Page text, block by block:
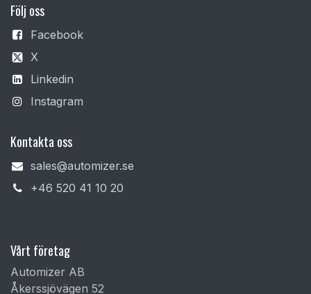
Följ oss
Facebook
X
Linkedin
Instagram
Kontakta oss
sales@automizer.se
+4​6 520 41 10 20​
Vårt företag
Automizer AB
Åkerssjövägen 52